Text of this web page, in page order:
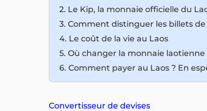
2. Le Kip, la monnaie officielle du
3. Comment distinguer les billets
4. Le coût de la vie au Laos
5. Où changer la monnaie laotienne
6. Comment payer au Laos ? En
Convertisseur de devises